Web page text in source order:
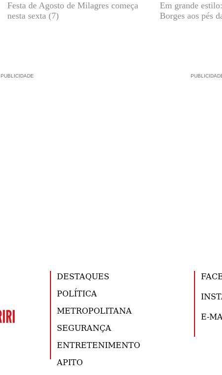
Festa de Agosto de Milagres começa
nesta sexta (7)
Em grande
Borges aos pés
PUBLICIDADE
DESTAQUES
POLÍTICA
METROPOLITANA
SEGURANÇA
ENTRETENIMENTO
APITO
E-